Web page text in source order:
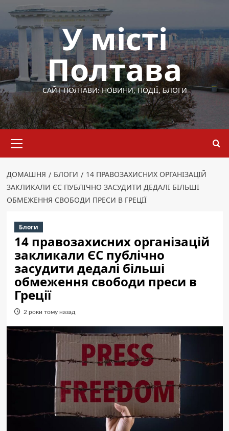
Перейти
вмісту
У місті
Полтава
САЙТ ПОЛТАВИ: НОВИНИ, ПОДІЇ, БЛОГИ
меню
ДОМАШНЯ БЛОГИ
14 ПРАВОЗАХИСНИХ ОРГАНІЗАЦІЙ
ЗАКЛИКАЛИ ЄС ПУБЛІЧНО ЗАСУДИТИ ДЕДАЛІ БІЛЬШІ
ОБМЕЖЕННЯ СВОБОДИ ПРЕСИ В ГРЕЦІЇ
Блоги
14 правозахисних організацій
закликали ЄС публічно
засудити дедалі більші
обмеження свободи преси в
Греції
2 роки тому назад